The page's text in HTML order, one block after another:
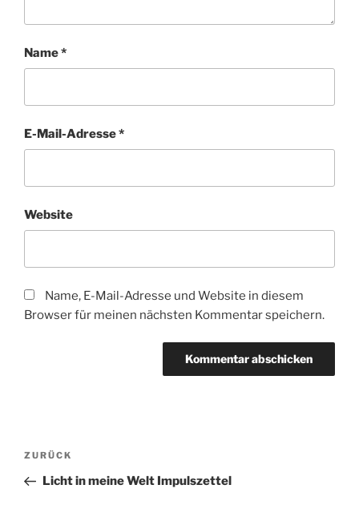
Name*
E-Mail-Adresse*
Website
Name, E-Mail-Adresse und Website in diesem
Browser für meinen nächsten Kommentar speichern.
Beitragsnavigation
Vorheriger
Beitrag
ZURÜCK
Licht in meine Welt Impulszettel